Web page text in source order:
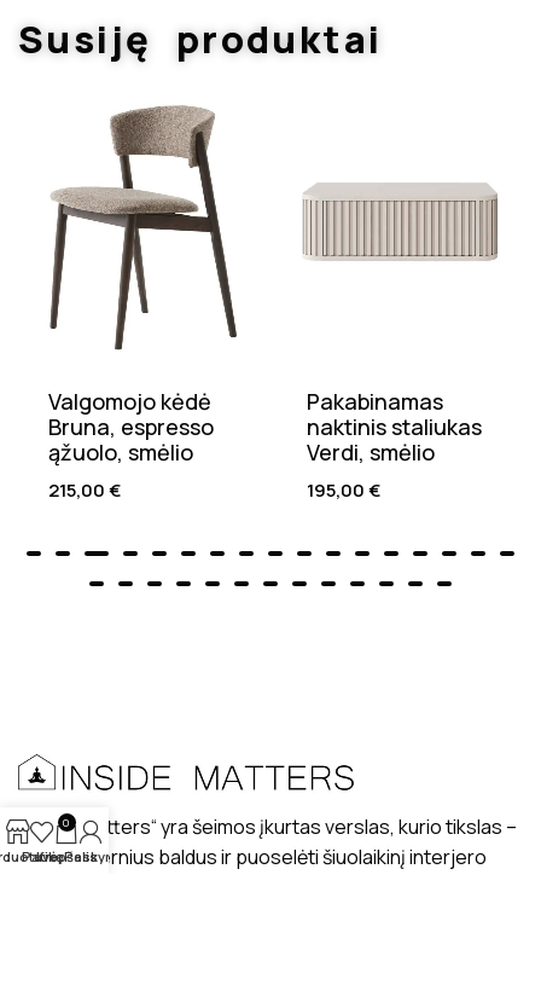
Susiję produktai
Valgomojo kėdė
Bruna, espresso
ąžuolo, smėlio
215,00€
Pakabinamas
naktinis staliukas
Verdi, smėlio
195,00€
„Inside matters“ yra šeimos įkurtas verslas, kurio tikslas –
kurti modernius baldus ir puoselėti šiuolaikinį interjero
Patikę
0
Krepšelis
Paskyra